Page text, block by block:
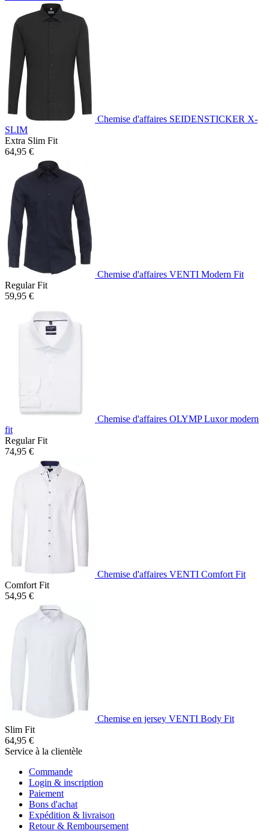
Chemise d'affaires SEIDENSTICKER X-
SLIM
Extra Slim Fit
64,95 €
Chemise d'affaires VENTI Modern Fit
Regular Fit
59,95 €
Chemise d'affaires OLYMP Luxor modern
fit
Regular Fit
74,95 €
Chemise d'affaires VENTI Comfort Fit
Comfort Fit
54,95 €
Chemise en jersey VENTI Body Fit
Slim Fit
64,95 €
Service à la clientèle
Commande
Login & inscription
Paiement
Bons d'achat
Expédition & livraison
Retour & Remboursement